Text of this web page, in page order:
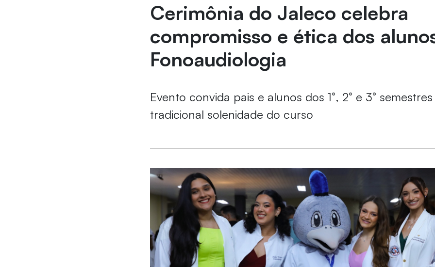
Cerimônia do Jaleco celebra
compromisso e ética dos
Fonoaudiologia
Evento convida pais e alunos dos 1°, 2° e 3°
tradicional solenidade do curso